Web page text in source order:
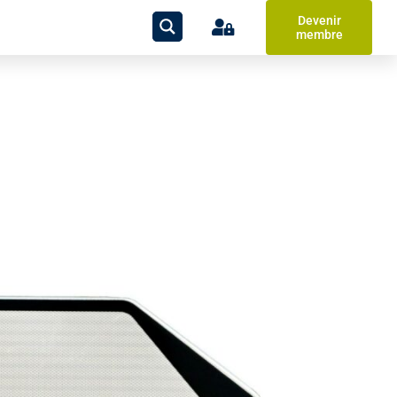
Devenir
membre